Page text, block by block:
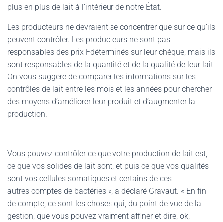
plus en plus de lait à l’intérieur de notre État.
Les producteurs ne devraient se concentrer que sur ce qu’ils
peuvent contrôler. Les producteurs ne sont pas
responsables des prix Fdéterminés sur leur chèque, mais ils
sont responsables de la quantité et de la qualité de leur lait
On vous suggère de comparer les informations sur les
contrôles de lait entre les mois et les années pour chercher
des moyens d’améliorer leur produit et d’augmenter la
production.
Vous pouvez contrôler ce que votre production de lait est,
ce que vos solides de lait sont, et puis ce que vos qualités
sont vos cellules somatiques et certains de ces
autres comptes de bactéries », a déclaré Gravaut. « En fin
de compte, ce sont les choses qui, du point de vue de la
gestion, que vous pouvez vraiment affiner et dire, ok,